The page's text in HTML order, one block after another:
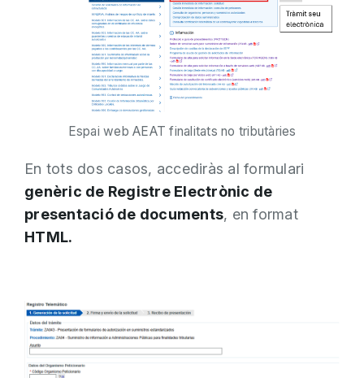
Espai web AEAT finalitats no tributàries
En tots dos casos, accediràs al formulari
genèric de Registre Electrònic de
presentació de documents, en format
HTML.